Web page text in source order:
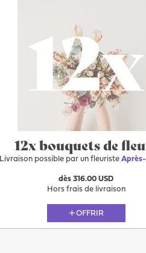
Après-demain
12x bouquets de
Livraison possible par un fleuriste
dès 316.00 USD
Hors frais de livraison
OFFRIR